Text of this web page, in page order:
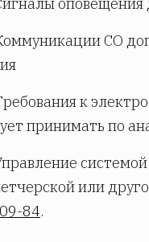
оповещения
СО
к
принимать по
или
84.